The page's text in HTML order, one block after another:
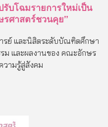
บโฉมรายการใหม่เป็น
ศาสตร์ชวนคุย”
รย์ และนิสิตระดับบัณฑิตศึกษา
ม และผลงานของ คณะอักษร
วามรู้สู่สังคม